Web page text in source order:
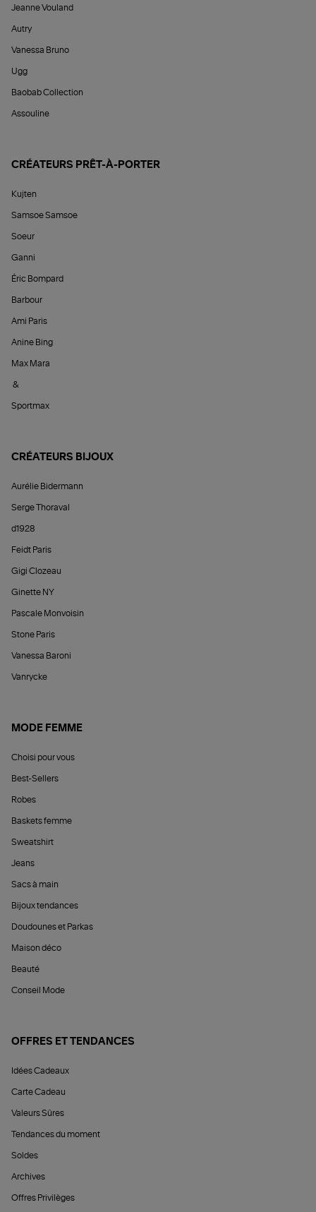
Jeanne Vouland
Autry
Vanessa Bruno
Ugg
Baobab Collection
Assouline
CRÉATEURS PRÊT-À-PORTER
Kujten
Samsoe Samsoe
Soeur
Ganni
Éric Bompard
Barbour
Ami Paris
Anine Bing
Max Mara
&
Sportmax
CRÉATEURS BIJOUX
Aurélie Bidermann
Serge Thoraval
d1928
Feidt Paris
Gigi Clozeau
Ginette NY
Pascale Monvoisin
Stone Paris
Vanessa Baroni
Vanrycke
MODE FEMME
Choisi pour vous
Best-Sellers
Robes
Baskets femme
Sweatshirt
Jeans
Sacs à main
Bijoux tendances
Doudounes et Parkas
Maison déco
Beauté
Conseil Mode
OFFRES ET TENDANCES
Idées Cadeaux
Carte Cadeau
Valeurs Sûres
Tendances du moment
Soldes
Archives
Offres Privilèges